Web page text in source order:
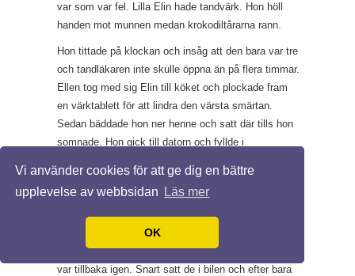
Vi använder cookies för att ge dig en bättre
upplevelse av webbsidan
Läs mer
OK
var som var fel. Lilla Elin hade tandvärk. Hon höll
handen mot munnen medan krokodiltårarna rann.
Hon tittade på klockan och insåg att den bara var tre
och tandläkaren inte skulle öppna än på flera timmar.
Ellen tog med sig Elin till köket och plockade fram
en värktablett för att lindra den värsta smärtan.
Sedan bäddade hon ner henne och satt där tills hon
somnade. Hon gick till datorn och fyllde i
En snäll tandläkare
Så snart kliniken öppnade ringde de och Elin fick en
akut tandvård i Solna
väcka Elin och hjälpa henne att klä sig. Tandvärken
var tillbaka igen. Snart satt de i bilen och efter bara